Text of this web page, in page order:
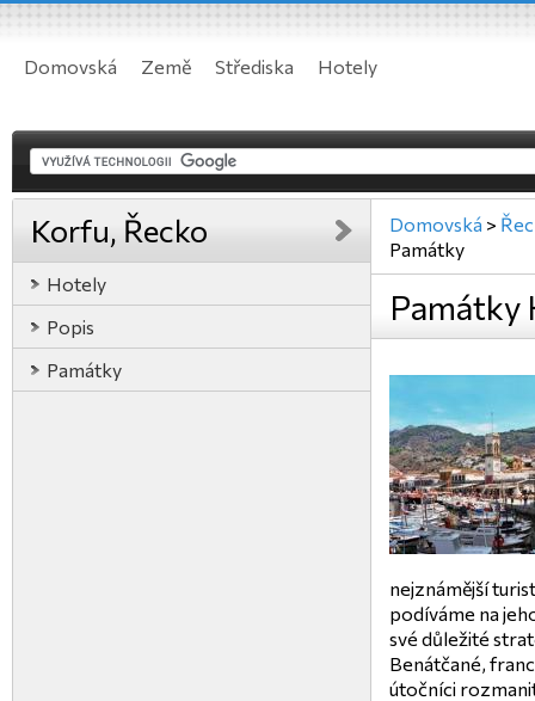
Domovská Země Střediska Hotely
Korfu, Řecko
Hotely
Popis
Památky
Domovská >
Památky
Památky
nejznámější
podíváme na
své důležité
Benátčané,
útočníci